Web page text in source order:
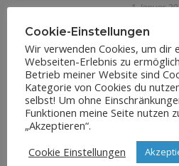
1. Januar
Cookie-Einstellungen
Wir verwenden Cookies, um dir
Webseiten-Erlebnis zu
Betrieb meiner Website sind
Kategorie von Cookies du
selbst! Um ohne
Funktionen meine Seite nutzen
„Akzeptieren“.
Cookie Einstellungen